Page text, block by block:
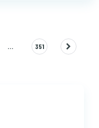
… 351